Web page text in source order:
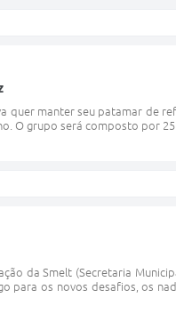
quer manter seu patamar de
grupo será composto por 25
da Smelt (Secretaria
para os novos desafios, os